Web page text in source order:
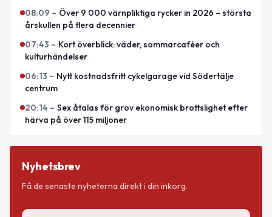
08:09 – Över 9 000 värnpliktiga rycker in 2026 – största
årskullen på flera decennier
07:43 – Kort överblick: väder, sommarcaféer och
kulturhändelser
06:13 – Nytt kostnadsfritt cykelgarage vid Södertälje
centrum
20:14 – Sex åtalas för grov ekonomisk brottslighet efter
härva på över 115 miljoner
Nyhetsbrev
Få de senaste nyheterna direkt i din inkorg.